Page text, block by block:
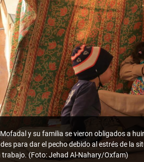
y su familia se vieron obligados a
para dar el pecho debido al estrés de la
(Foto: Jehad Al-Nahary/Oxfam)